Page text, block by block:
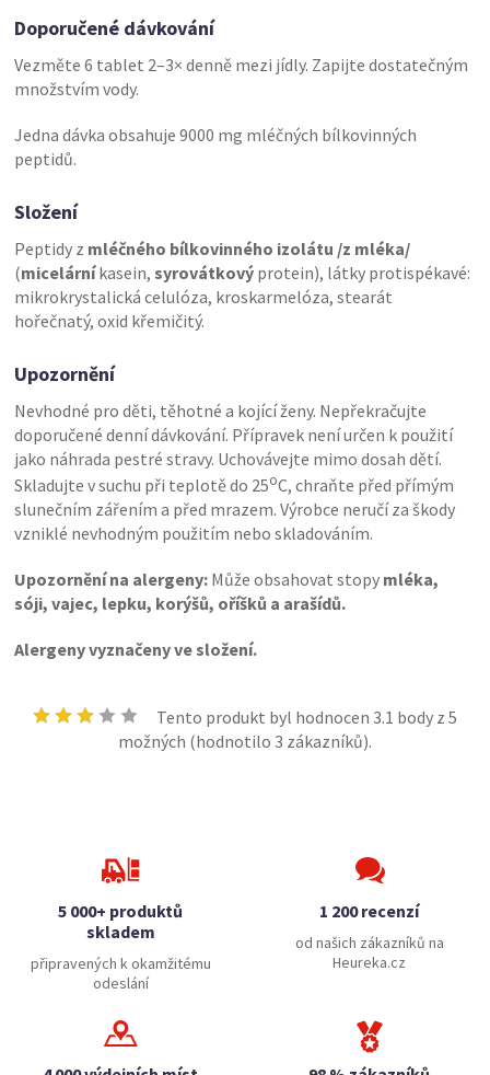
Doporučené dávkování
Vezměte 6 tablet 2–3× denně mezi jídly. Zapijte dostatečným
množstvím vody.
Jedna dávka obsahuje 9000 mg mléčných bílkovinných
peptidů.
Složení
Peptidy z mléčného bílkovinného izolátu /z mléka/
(micelárníkasein,syrovátkový protein), látky protispékavé:
mikrokrystalická celulóza, kroskarmelóza, stearát
hořečnatý, oxid křemičitý.
Upozornění
Nevhodné pro děti, těhotné a kojící ženy. Nepřekračujte
doporučené denní dávkování. Přípravek není určen k použití
jako náhrada pestré stravy. Uchovávejte mimo dosah dětí.
Skladujte v suchu při teplotě do 25oC, chraňte před přímým
slunečním zářením a před mrazem. Výrobce neručí za škody
vzniklé nevhodným použitím nebo skladováním.
Upozornění na alergeny: Může obsahovat stopy mléka,
sóji, vajec, lepku, korýšů, oříšků a arašídů.
Alergeny vyznačeny ve složení.
Tento produkt byl hodnocen 3.1 body z 5
možných (hodnotilo 3 zákazníků).
5 000+ produktů
skladem
připravených k okamžitému
odeslání
1 200 recenzí
od našich zákazníků na
Heureka.cz